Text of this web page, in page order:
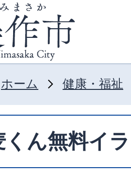
ホーム 健康・福祉
くん無料イ